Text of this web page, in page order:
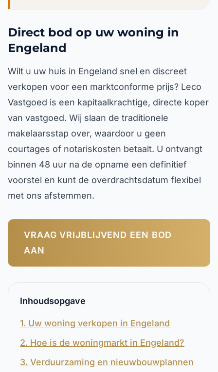
Direct bod op uw woning in
Engeland
Wilt u uw huis in Engeland snel en discreet
verkopen voor een marktconforme prijs? Leco
Vastgoed is een kapitaalkrachtige, directe koper
van vastgoed. Wij slaan de traditionele
makelaarsstap over, waardoor u geen
courtages of notariskosten betaalt. U ontvangt
binnen 48 uur na de opname een definitief
voorstel en kunt de overdrachtsdatum flexibel
met ons afstemmen.
VRAAG VRIJBLIJVEND EEN BOD
AAN
Inhoudsopgave
1. Uw woning verkopen in Engeland
2. Hoe is de woningmarkt in Engeland?
3. Verduurzaming en nieuwbouwplannen